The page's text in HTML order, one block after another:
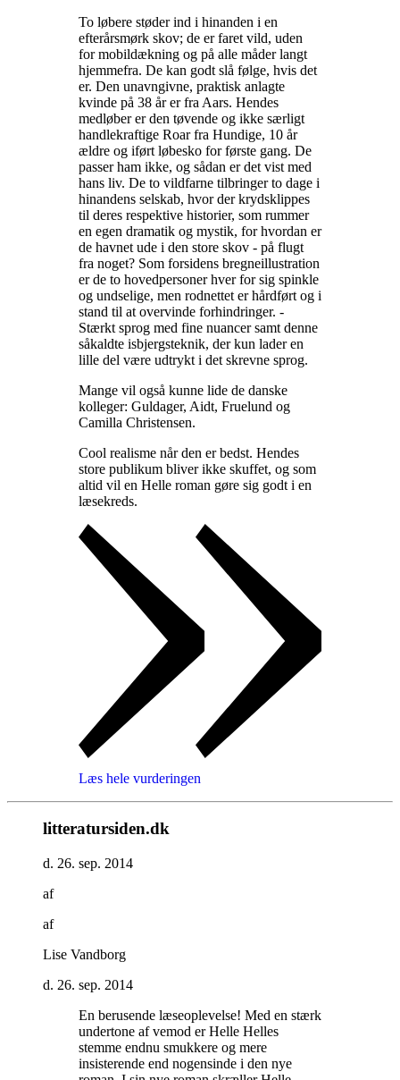
To løbere støder ind i hinanden i en
efterårsmørk skov; de er faret vild, uden
for mobildækning og på alle måder langt
hjemmefra. De kan godt slå følge, hvis det
er. Den unavngivne, praktisk anlagte
kvinde på 38 år er fra Aars. Hendes
medløber er den tøvende og ikke særligt
handlekraftige Roar fra Hundige, 10 år
ældre og iført løbesko for første gang. De
passer ham ikke, og sådan er det vist med
hans liv. De to vildfarne tilbringer to dage i
hinandens selskab, hvor der krydsklippes
til deres respektive historier, som rummer
en egen dramatik og mystik, for hvordan er
de havnet ude i den store skov - på flugt
fra noget? Som forsidens bregneillustration
er de to hovedpersoner hver for sig spinkle
og undselige, men rodnettet er hårdført og i
stand til at overvinde forhindringer. -
Stærkt sprog med fine nuancer samt denne
såkaldte isbjergsteknik, der kun lader en
lille del være udtrykt i det skrevne sprog.
Mange vil også kunne lide de danske
kolleger: Guldager, Aidt, Fruelund og
Camilla Christensen.
Cool realisme når den er bedst. Hendes
store publikum bliver ikke skuffet, og som
altid vil en Helle roman gøre sig godt i en
læsekreds.
Læs hele vurderingen
litteratursiden.dk
d. 26. sep. 2014
af
af
Lise Vandborg
d. 26. sep. 2014
En berusende læseoplevelse! Med en stærk
undertone af vemod er Helle Helles
stemme endnu smukkere og mere
insisterende end nogensinde i den nye